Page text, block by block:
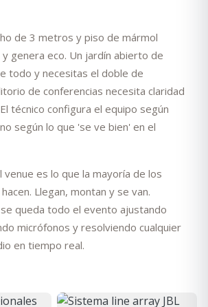
de 3 metros y piso de mármol
genera eco. Un jardín abierto de
todo y necesitas el doble de
de conferencias necesita claridad
técnico configura el equipo según
según lo que 'se ve bien' en el
venue es lo que la mayoría de los
Llegan, montan y se van.
queda todo el evento ajustando
micrófonos y resolviendo cualquier
en tiempo real.